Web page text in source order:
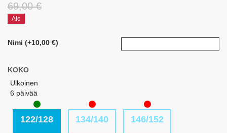
69,00 €
Ale
Nimi (+10,00 €)
KOKO
Ulkoinen
6 päivää
122/128 134/140 146/152